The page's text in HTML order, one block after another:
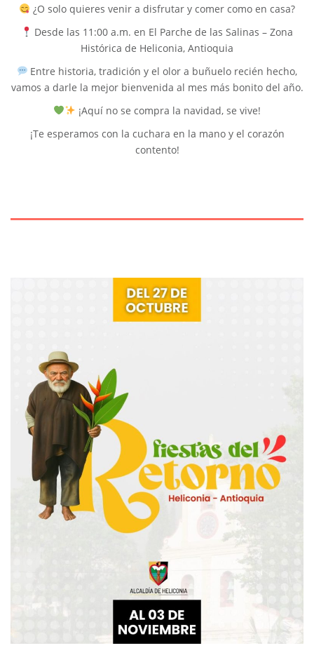
¿O solo quieres venir a disfrutar y comer como en casa?
Desde las 11:00 a.m. en El Parche de las Salinas – Zona
Histórica de Heliconia, Antioquia
Entre historia, tradición y el olor a buñuelo recién hecho,
vamos a darle la mejor bienvenida al mes más bonito del año.
¡Aquí no se compra la navidad, se vive!
¡Te esperamos con la cuchara en la mano y el corazón
contento!